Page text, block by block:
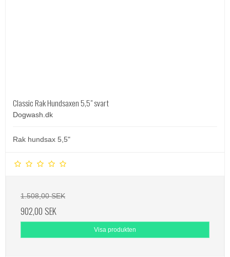
Classic Rak Hundsaxen 5,5" svart
Dogwash.dk
Rak hundsax 5,5"
1.508,00 SEK
902,00 SEK
Visa produkten